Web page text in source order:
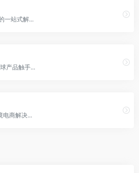
一站式解...
产品触手...
电商解决...